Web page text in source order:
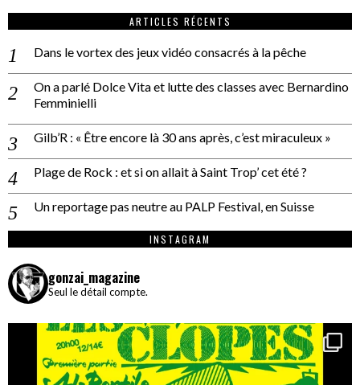
ARTICLES RÉCENTS
Dans le vortex des jeux vidéo consacrés à la pêche
On a parlé Dolce Vita et lutte des classes avec Bernardino
Femminielli
Gilb’R : « Être encore là 30 ans après, c’est miraculeux »
Plage de Rock : et si on allait à Saint Trop’ cet été ?
Un reportage pas neutre au PALP Festival, en Suisse
INSTAGRAM
gonzai_magazine
Seul le détail compte.